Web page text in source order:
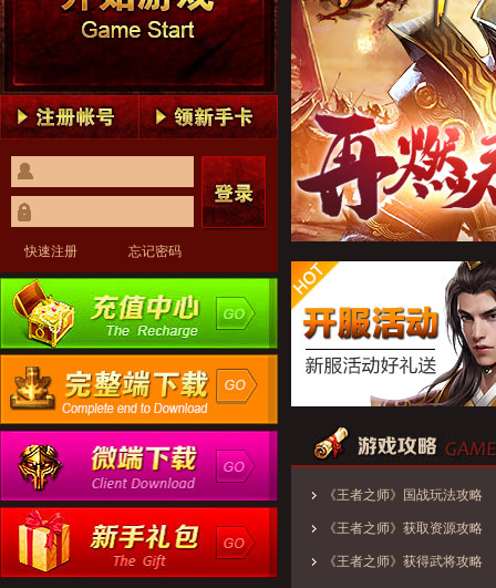
快速注册 忘记密码
《王者之师》国战玩法攻略
《王者之师》获取资源攻略
《王者之师》获得武将攻略